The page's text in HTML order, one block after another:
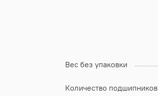
Вес без упаковки
Количество подшипников